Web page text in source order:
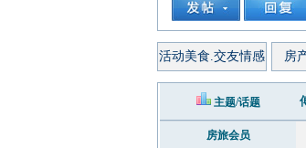
活动美食.交友情感 房
主题/话题
房旅会员